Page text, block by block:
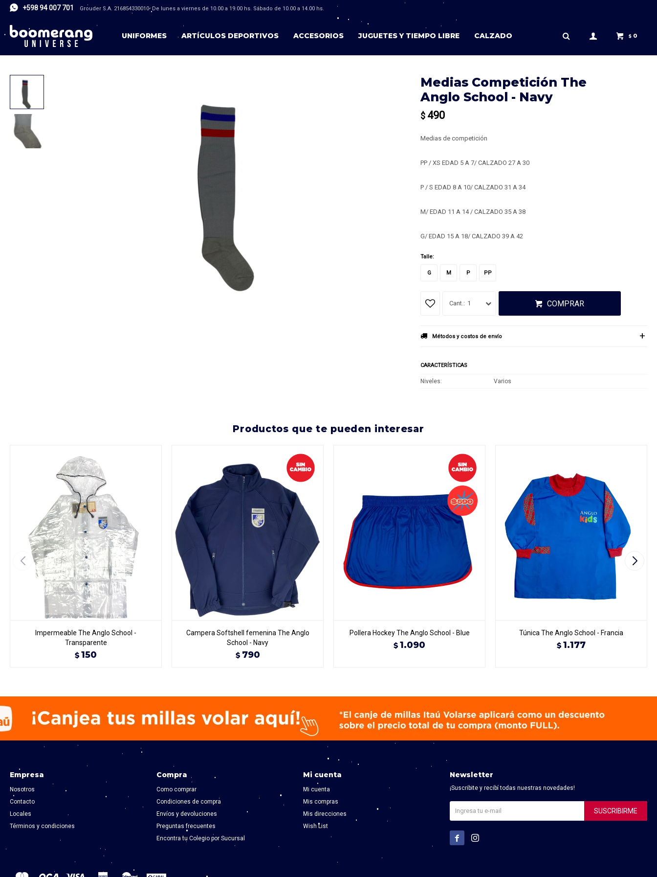
UNIFORMES ARTÍCULOS DEPORTIVOS ACCESORIOS JUGUETES Y TIEMPO LIBRE CALZADO $ 0
+598 94 007 701 Grouder S.A. 216854330010- De lunes a viernes de 10.00 a 19.00 hs. Sábado de 10.00 a 14.00 hs.
Medias Competición The
Anglo School - Navy
$ 490
Medias de competición
PP / XS EDAD 5 A 7/ CALZADO 27 A 30
P / S EDAD 8 A 10/ CALZADO 31 A 34
M/ EDAD 11 A 14 / CALZADO 35 A 38
G/ EDAD 15 A 18/ CALZADO 39 A 42
Talle:
G M P PP
1 COMPRAR
Métodos y costos de envío
CARACTERÍSTICAS
Niveles Varios
productos que te pueden interesar
Impermeable The Anglo School -
Transparente
$ 150
Campera Softshell femenina The Anglo
School - Navy
$ 790
Pollera Hockey The Anglo School - Blue
$ 1.090
Túnica The Anglo School - Francia
$ 1.177
Empresa
Nosotros
Contacto
Locales
Términos y condiciones
Compra
Como comprar
Condiciones de compra
Envíos y devoluciones
Preguntas frecuentes
Encontra tu Colegio por Sucursal
Mi cuenta
Mi cuenta
Mis compras
Mis direcciones
Wish List
Newsletter
¡Suscribite y recibí todas nuestras novedades!
SUSCRIBIRME
 